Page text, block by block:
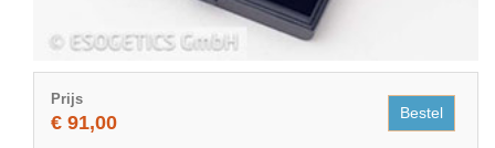
Prijs
€ 91,00 Bestel